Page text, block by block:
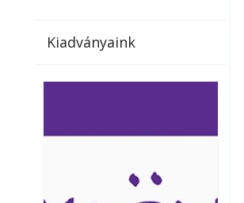
az otthonában, útközben vagy
elérhetők lapszámaink. Bárhol,
Kiadványaink